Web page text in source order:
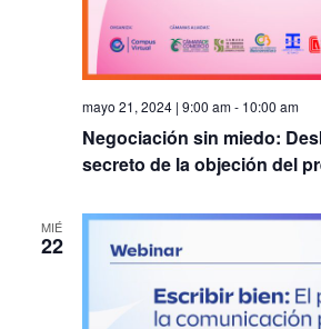
mayo 21, 2024 | 9:00 am- 10:00 am
Negociación sin miedo:
secreto de la objeción del
MIÉ
22